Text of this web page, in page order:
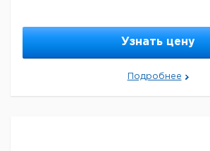
Узнать цену
Подробнее